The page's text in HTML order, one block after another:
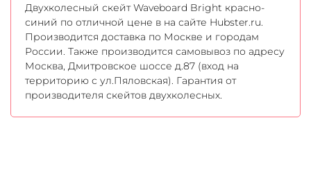
Двухколесный скейт Waveboard Bright красно-
синий по отличной цене в на сайте Hubster.ru.
Производится доставка по Москве и городам
России. Также производится самовывоз по адресу
Москва, Дмитровское шоссе д.87 (вход на
территорию с ул.Пяловская). Гарантия от
производителя скейтов двухколесных.